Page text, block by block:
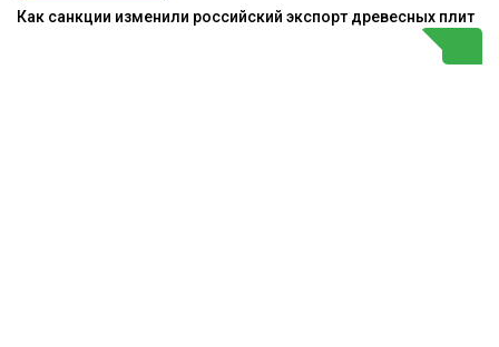
Как санкции изменили российский экспорт древесных плит